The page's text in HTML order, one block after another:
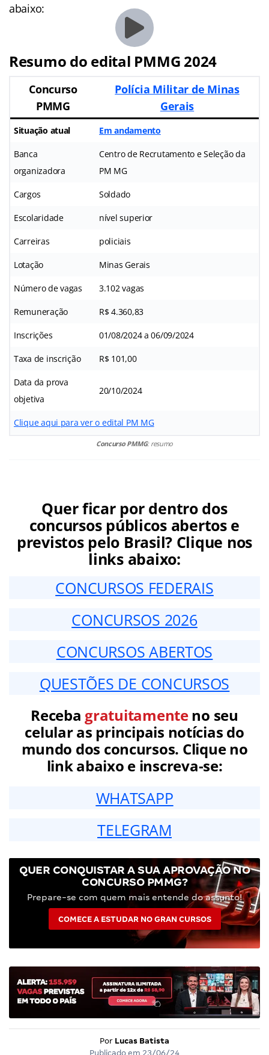
abaixo:
Resumo do edital PMMG 2024
Concurso
PMMG
Polícia Militar de Minas
Gerais
Situação atual Em andamento
Banca
organizadora
Centro de Recrutamento e Seleção da
PM MG
Cargos Soldado
Escolaridade nível superior
Carreiras policiais
Lotação Minas Gerais
Número de vagas 3.102 vagas
Remuneração R$ 4.360,83
Inscrições 01/08/2024 a 06/09/2024
Taxa de inscrição R$ 101,00
Data da prova
objetiva
20/10/2024
Clique aqui para ver o edital PM MG
Concurso PMMG: resumo
Quer ficar por dentro dos
concursos públicos abertos e
previstos pelo Brasil? Clique nos
links abaixo:
CONCURSOS FEDERAIS
CONCURSOS 2026
CONCURSOS ABERTOS
QUESTÕES DE CONCURSOS
Receba gratuitamenteno seu
celular as principais notícias do
mundo dos concursos. Clique no
link abaixo e inscreva-se:
WHATSAPP
TELEGRAM
QUER CONQUISTAR A SUA APROVAÇÃO NO
CONCURSO PMMG?
Prepare-se com quem mais entende do assunto!
COMECE A ESTUDAR NO GRAN CURSOS
Por Lucas Batista
Publicado em 23/06/24